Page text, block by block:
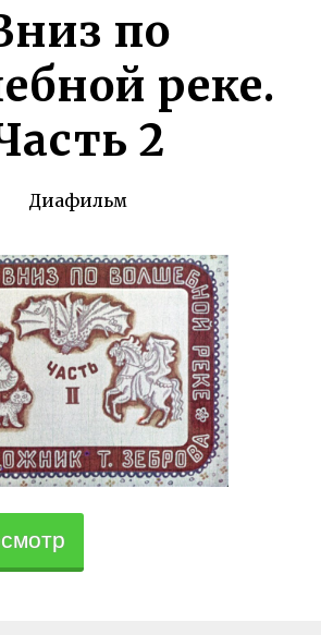
по
реке.
2
Диафильм